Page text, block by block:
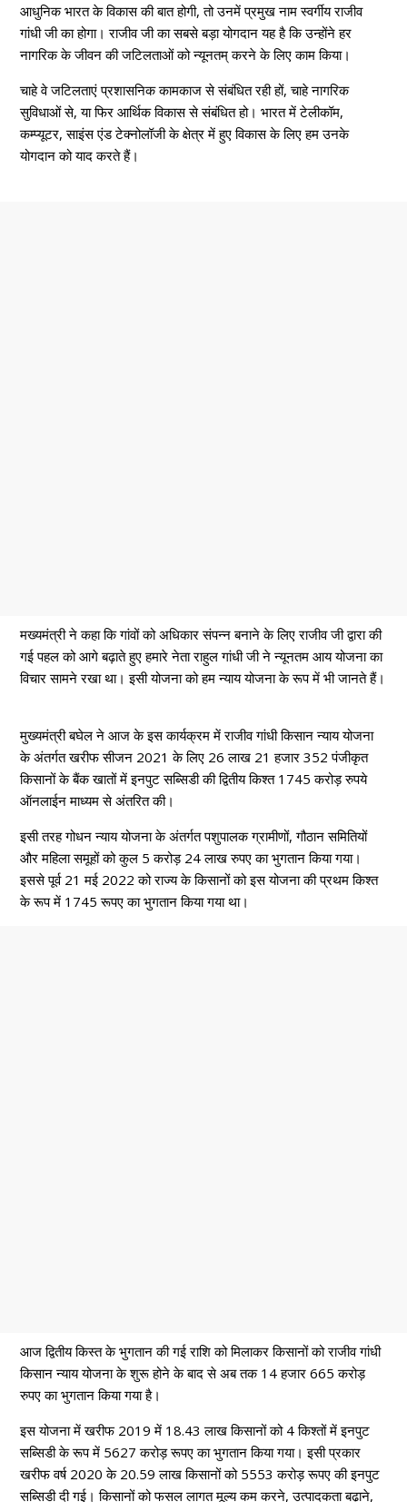
आधुनिक भारत के विकास की बात होगी, तो उनमें प्रमुख नाम स्वर्गीय राजीव
गांधी जी का होगा। राजीव जी का सबसे बड़ा योगदान यह है कि उन्होंने हर
नागरिक के जीवन की जटिलताओं को न्यूनतम् करने के लिए काम किया।
चाहे वे जटिलताएं प्रशासनिक कामकाज से संबंधित रही हों, चाहे नागरिक
सुविधाओं से, या फिर आर्थिक विकास से संबंधित हो। भारत में टेलीकॉम,
कम्प्यूटर, साइंस एंड टेक्नोलॉजी के क्षेत्र में हुए विकास के लिए हम उनके
योगदान को याद करते हैं।
मख्यमंत्री ने कहा कि गांवों को अधिकार संपन्न बनाने के लिए राजीव जी द्वारा की
गई पहल को आगे बढ़ाते हुए हमारे नेता राहुल गांधी जी ने न्यूनतम आय योजना का
विचार सामने रखा था। इसी योजना को हम न्याय योजना के रूप में भी जानते हैं।
मुख्यमंत्री बघेल ने आज के इस कार्यक्रम में राजीव गांधी किसान न्याय योजना
के अंतर्गत खरीफ सीजन 2021 के लिए 26 लाख 21 हजार 352 पंजीकृत
किसानों के बैंक खातों में इनपुट सब्सिडी की द्वितीय किश्त 1745 करोड़ रुपये
ऑनलाईन माध्यम से अंतरित की।
इसी तरह गोधन न्याय योजना के अंतर्गत पशुपालक ग्रामीणों, गौठान समितियों
और महिला समूहों को कुल 5 करोड़ 24 लाख रुपए का भुगतान किया गया।
इससे पूर्व 21 मई 2022 को राज्य के किसानों को इस योजना की प्रथम किश्त
के रूप में 1745 रूपए का भुगतान किया गया था।
आज द्वितीय किस्त के भुगतान की गई राशि को मिलाकर किसानों को राजीव गांधी
किसान न्याय योजना के शुरू होने के बाद से अब तक 14 हजार 665 करोड़
रुपए का भुगतान किया गया है।
इस योजना में खरीफ 2019 में 18.43 लाख किसानों को 4 किश्तों में इनपुट
सब्सिडी के रूप में 5627 करोड़ रूपए का भुगतान किया गया। इसी प्रकार
खरीफ वर्ष 2020 के 20.59 लाख किसानों को 5553 करोड़ रूपए की इनपुट
सब्सिडी दी गई। किसानों को फसल लागत मूल्य कम करने, उत्पादकता बढ़ाने,